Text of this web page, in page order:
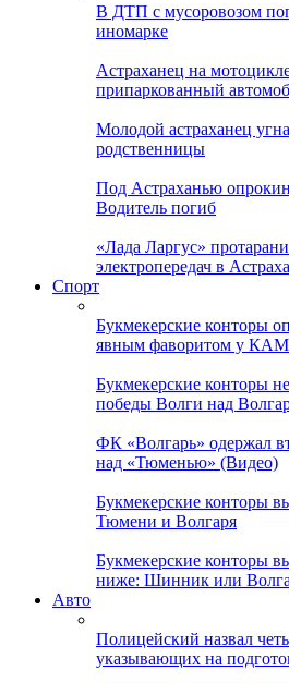
В ДТП с мусоровозом
иномарке
Астраханец на
припаркованный
Молодой астраханец
родственницы
Под Астраханью
Водитель погиб
«Лада Ларгус»
электропередач в
Спорт
Букмекерские конторы
явным фаворитом у
Букмекерские конторы
победы Волги над
ФК «Волгарь» одержал
над «Тюменью» (Видео)
Букмекерские конторы
Тюмени и Волгаря
Букмекерские конторы
ниже: Шинник или
Авто
Полицейский назвал
указывающих на